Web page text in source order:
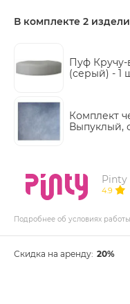
В комплекте 2
Пуф Кручу-
(серый) - 1
Комплект
Выпуклый,
Pinty
4.9
Подробнее об условиях работы
Скидка на аренду: 20%